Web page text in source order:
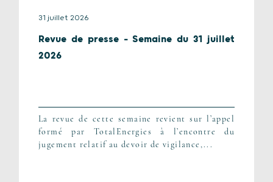
31 juillet 2026
Revue de presse – Semaine du 31 juillet
2026
La revue de cette semaine revient sur l’appel
formé par TotalEnergies à l’encontre du
jugement relatif au devoir de vigilance,...